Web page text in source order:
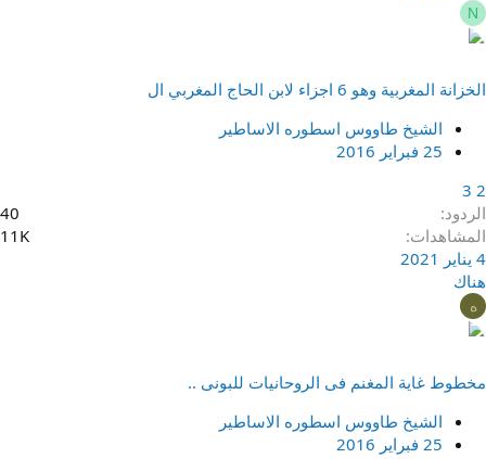
N
الخزانة المغربية وهو 6 اجزاء لابن الحاج المغربي ال
الشيخ طاووس اسطوره الاساطير
25 فبراير 2016
2
3
الردود
40
المشاهدات
11K
4 يناير 2021
هناك
ه
مخطوط غاية المغنم فى الروحانيات للبونى ..
الشيخ طاووس اسطوره الاساطير
25 فبراير 2016